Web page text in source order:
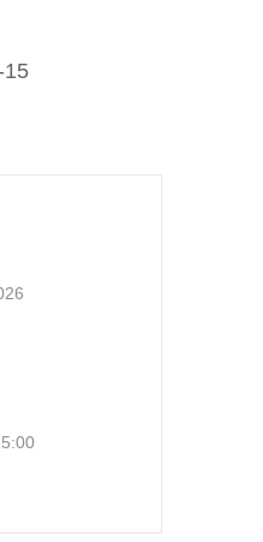
15